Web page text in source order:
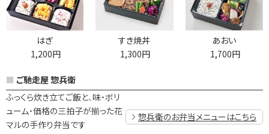
はぎ
1,200円
すき焼丼
1,300円
あおい
1,700円
ご馳走屋 惣兵衛
ふっくら炊き立てご飯と、味・ボリ
ューム・価格の三拍子が揃った花
マルの手作り弁当です
惣兵衛のお弁当メニューはこちら